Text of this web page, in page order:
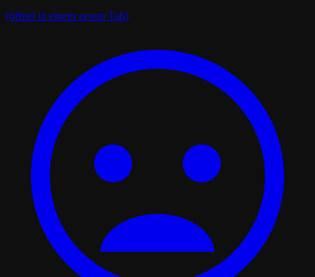
(öffnet in einem neuen Tab)